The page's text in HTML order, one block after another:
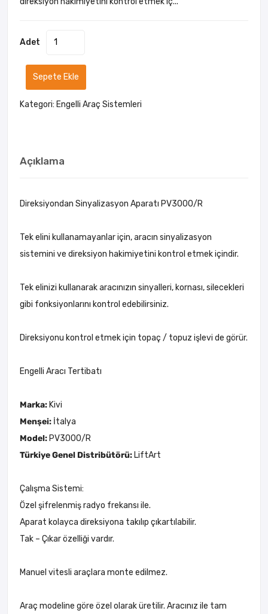
Adet
Sepete Ekle
Kategori: Engelli Araç Sistemleri
Açıklama
Direksiyondan Sinyalizasyon Aparatı PV3000/R
Tek elini kullanamayanlar için, aracın sinyalizasyon
sistemini ve direksiyon hakimiyetini kontrol etmek içindir.
Tek elinizi kullanarak aracınızın sinyalleri, kornası, silecekleri
gibi fonksiyonlarını kontrol edebilirsiniz.
Direksiyonu kontrol etmek için topaç / topuz işlevi de görür.
Engelli Aracı Tertibatı
Marka: Kivi
Menşei: İtalya
Model: PV3000/R
Türkiye Genel Distribütörü: LiftArt
Çalışma Sistemi:
Özel şifrelenmiş radyo frekansı ile.
Aparat kolayca direksiyona takılıp çıkartılabilir.
Tak – Çıkar özelliği vardır.
Manuel vitesli araçlara monte edilmez.
Araç modeline göre özel olarak üretilir. Aracınız ile tam